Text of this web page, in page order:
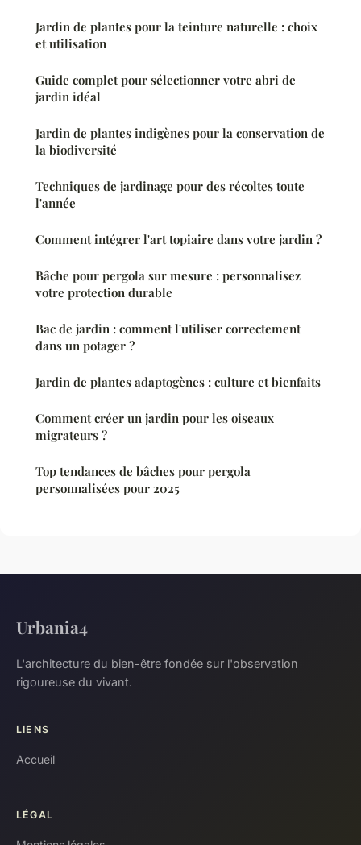
Jardin de plantes pour la teinture naturelle : choix
et utilisation
Guide complet pour sélectionner votre abri de
jardin idéal
Jardin de plantes indigènes pour la conservation de
la biodiversité
Techniques de jardinage pour des récoltes toute
l'année
Comment intégrer l'art topiaire dans votre jardin ?
Bâche pour pergola sur mesure : personnalisez
votre protection durable
Bac de jardin : comment l'utiliser correctement
dans un potager ?
Jardin de plantes adaptogènes : culture et bienfaits
Comment créer un jardin pour les oiseaux
migrateurs ?
Top tendances de bâches pour pergola
personnalisées pour 2025
Urbania4
L'architecture du bien-être fondée sur l'observation
rigoureuse du vivant.
LIENS
Accueil
LÉGAL